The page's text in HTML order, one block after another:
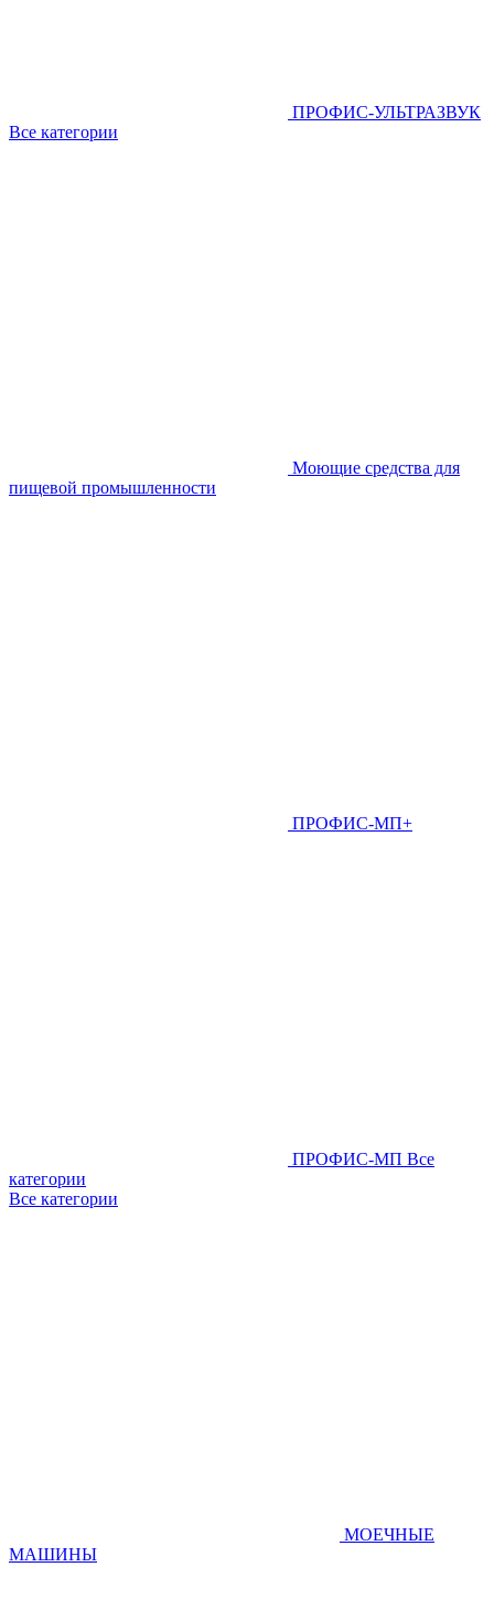
ПРОФИС-УЛЬТРАЗВУК
Все категории
Моющие средства для
пищевой промышленности
ПРОФИС-МП+
ПРОФИС-МП Все
категории
Все категории
МОЕЧНЫЕ
МАШИНЫ